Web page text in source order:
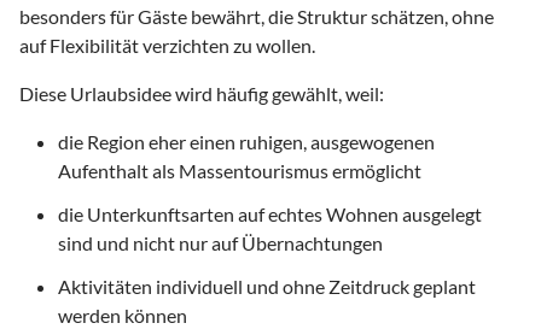
besonders für Gäste bewährt, die Struktur schätzen, ohne
auf Flexibilität verzichten zu wollen.
Diese Urlaubsidee wird häufig gewählt, weil:
die Region eher einen ruhigen, ausgewogenen
Aufenthalt als Massentourismus ermöglicht
die Unterkunftsarten auf echtes Wohnen ausgelegt
sind und nicht nur auf Übernachtungen
Aktivitäten individuell und ohne Zeitdruck geplant
werden können